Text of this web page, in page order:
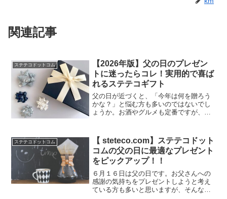
関連記事
ステテコドットコム
【2026年版】父の日のプレゼン
トに迷ったらコレ！実用的で喜ば
れるステテコギフト
父の日が近づくと、「今年は何を贈ろう
かな？」と悩む方も多いのではないでし
ょうか。お酒やグルメも定番ですが、せ
におすすめしたいのが、steteco.com| ス
テテコドッ...
ステテコドットコム
【 steteco.com】ステテコドット
コムの父の日に最適なプレゼント
をピックアップ！！
６月１６日は父の日です。お父さんへの
感謝の気持ちをプレゼントしようと考え
ている方も多いと思いますが、そんな時